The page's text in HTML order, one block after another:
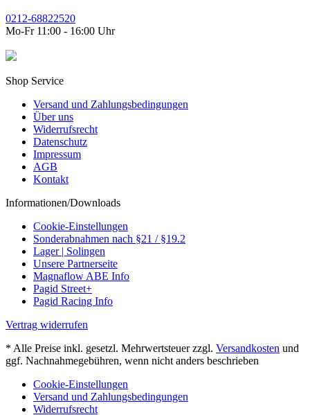
0212-68822520
Mo-Fr 11:00 - 16:00 Uhr
Shop Service
Versand und Zahlungsbedingungen
Über uns
Widerrufsrecht
Datenschutz
Impressum
AGB
Kontakt
Informationen/Downloads
Cookie-Einstellungen
Sonderabnahmen nach §21 / §19.2
Lager | Solingen
Unsere Partnerseite
Magnaflow ABE Info
Pagid Street+
Pagid Racing Info
Vertrag widerrufen
* Alle Preise inkl. gesetzl. Mehrwertsteuer zzgl. Versandkosten und
ggf. Nachnahmegebühren, wenn nicht anders beschrieben
Cookie-Einstellungen
Versand und Zahlungsbedingungen
Widerrufsrecht